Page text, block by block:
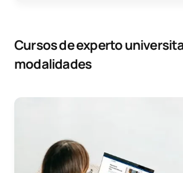
Cursos de experto
modalidades